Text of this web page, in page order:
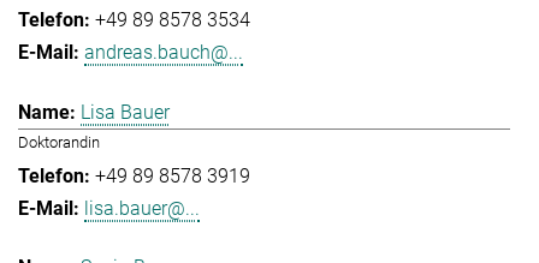
+49 89 8578 3534
andreas.bauch@...
Lisa Bauer
Doktorandin
+49 89 8578 3919
lisa.bauer@...